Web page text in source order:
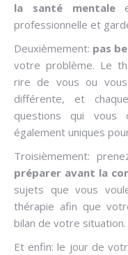
la santé mentale
professionnelle et
Deuxièmement: pas
votre problème. Le
rire de vous ou vous
différente, et
questions qui vous
également uniques
Troisièmement:
préparer avant la
sujets que vous
thérapie afin que
bilan de votre situation.
Et enfin: le jour de